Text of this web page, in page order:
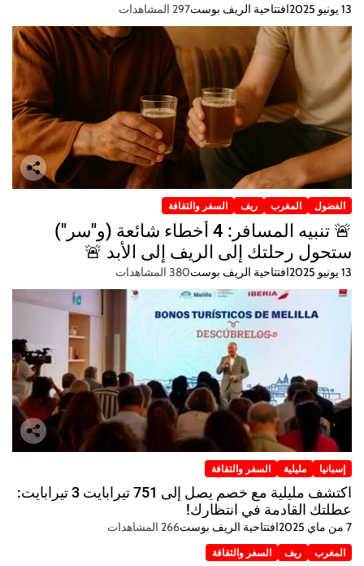
13 يونيو 2025 افتتاحية الريف بوست297 المشاهدات
الفضول المغرب ريف السفر والثقافة
🚨 تنبيه المسافر: 4 أخطاء شائعة (و"سر")
ستحول رحلتك إلى الريف إلى الأبد 🚨
13 يونيو 2025 افتتاحية الريف بوست380 المشاهدات
إسبانيا مليلية السفر والثقافة
اكتشف مليلية مع خصم يصل إلى 751 تيرابايت 3 تيرابايت:
عطلتك القادمة في انتظارك!
7 من ماي 2025 افتتاحية الريف بوست266 المشاهدات
المغرب ريف السفر والثقافة